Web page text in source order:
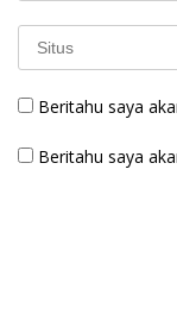
Beritahu saya
Beritahu saya